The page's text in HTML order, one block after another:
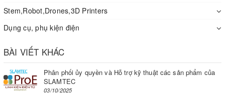
Stem,Robot,Drones,3D Printers
Dụng cụ, phụ kiện điện
BÀI VIẾT KHÁC
Phân phối ủy quyền và Hỗ trợ kỹ thuật các sản phẩm của
SLAMTEC
03/10/2025